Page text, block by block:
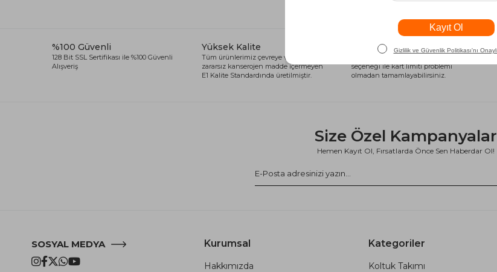
%100 Güvenli
128 Bit SSL Sertifikası ile %100 Güvenli
Alışveriş
Yüksek Kalite
Tüm ürünlerimiz çevreye ve sağlığa
zararsız kanserojen madde içermeyen
E1 Kalite Standardında üretilmiştir.
Alışveriş Kredisi
seçeneği ile kart limiti problemi
olmadan tamamlayabilirsiniz.
Size Özel Kampanyalar
Hemen Kayıt Ol, Fırsatlarda Önce Sen Haberdar Ol!
SOSYAL MEDYA Kurumsal
Hakkımızda
Kategoriler
Koltuk Takımı